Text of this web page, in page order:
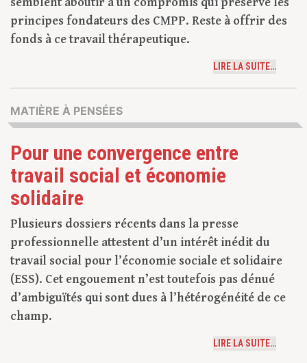
principes fondateurs des CMPP. Reste à offrir des
fonds à ce travail thérapeutique.
LIRE LA SUITE…
MATIÈRE À PENSÉES
Pour une convergence entre
travail social et économie
solidaire
Plusieurs dossiers récents dans la presse
professionnelle attestent d’un intérêt inédit du
travail social pour l’économie sociale et solidaire
(ESS). Cet engouement n’est toutefois pas dénué
d’ambiguïtés qui sont dues à l’hétérogénéité de ce
champ.
LIRE LA SUITE…